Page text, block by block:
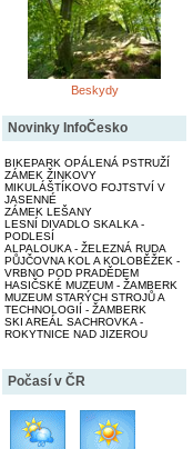
Beskydy
Novinky InfoČesko
BIKEPARK OPÁLENÁ PSTRUŽÍ
ZÁMEK ŽINKOVY
MIKULÁŠTÍKOVO FOJTSTVÍ V
JASENNÉ
ZÁMEK LEŠANY
LESNÍ DIVADLO SKALKA -
PODLESÍ
ALPALOUKA - ŽELEZNÁ RUDA
PŮJČOVNA KOL A KOLOBĚŽEK -
VRBNO POD PRADĚDEM
HASIČSKÉ MUZEUM - ŽAMBERK
MUZEUM STARÝCH STROJŮ A
TECHNOLOGIÍ - ŽAMBERK
SKI AREÁL SACHROVKA -
ROKYTNICE NAD JIZEROU
Počasí v ČR